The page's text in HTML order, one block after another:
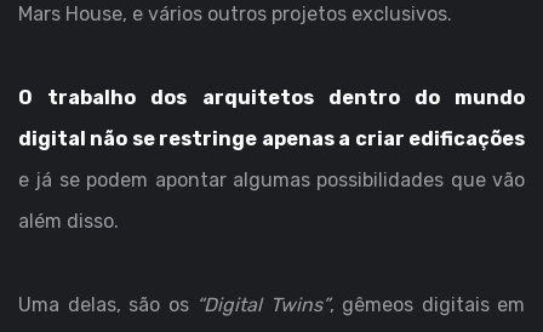
Mars House, e vários outros projetos exclusivos.
O trabalho dos arquitetos dentro do mundo
digital não se restringe apenas a criar edificações
e já se podem apontar algumas possibilidades que vão
além disso.
Uma delas, são os “Digital Twins”, gêmeos digitais em